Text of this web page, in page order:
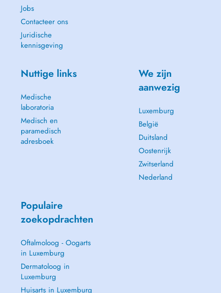
Jobs
Contacteer ons
Juridische
kennisgeving
Nuttige links
Medische
laboratoria
Medisch en
paramedisch
adresboek
We zijn
aanwezig
Luxemburg
België
Duitsland
Oostenrijk
Zwitserland
Nederland
Populaire
zoekopdrachten
Oftalmoloog - Oogarts
in Luxemburg
Dermatoloog in
Luxemburg
Huisarts in Luxemburg